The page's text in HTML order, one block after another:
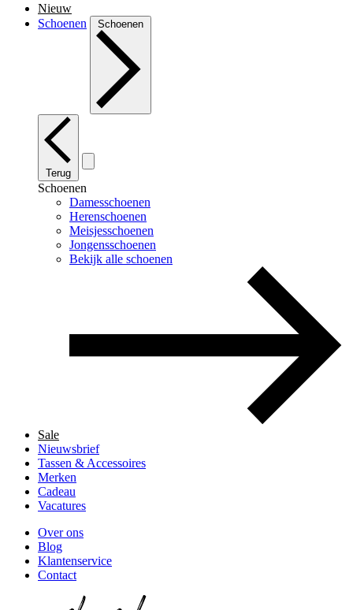
Nieuw
Schoenen
Schoenen
Terug
Schoenen
Damesschoenen
Herenschoenen
Meisjesschoenen
Jongensschoenen
Bekijk alle schoenen
Sale
Nieuwsbrief
Tassen & Accessoires
Merken
Cadeau
Vacatures
Over ons
Blog
Klantenservice
Contact